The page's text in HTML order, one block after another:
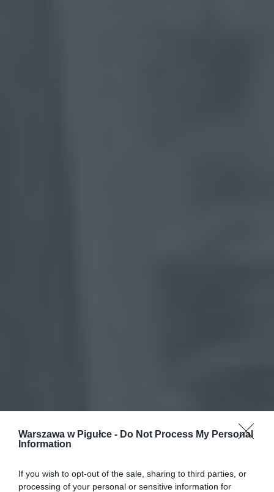
Warszawa w Pigułce - Do Not Process My Personal
Information
If you wish to opt-out of the sale, sharing to third parties, or
processing of your personal or sensitive information for